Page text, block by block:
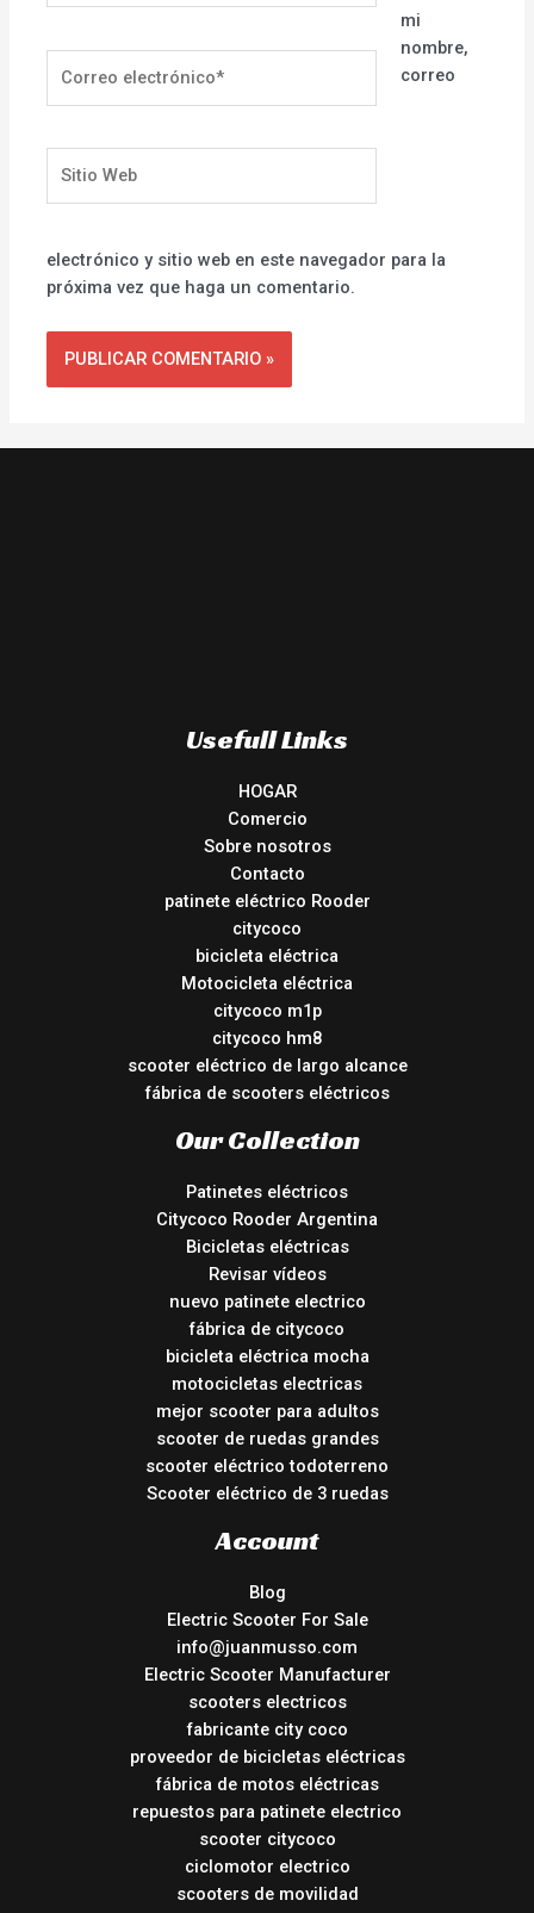
electrónico*
Web
mi
nombre,
correo
electrónico y sitio web en este navegador para la
próxima vez que haga un comentario.
Usefull Links
HOGAR
Comercio
Sobre nosotros
Contacto
patinete eléctrico Rooder
citycoco
bicicleta eléctrica
Motocicleta eléctrica
citycoco m1p
citycoco hm8
scooter eléctrico de largo alcance
fábrica de scooters eléctricos
Our Collection
Patinetes eléctricos
Citycoco Rooder Argentina
Bicicletas eléctricas
Revisar vídeos
nuevo patinete electrico
fábrica de citycoco
bicicleta eléctrica mocha
motocicletas electricas
mejor scooter para adultos
scooter de ruedas grandes
scooter eléctrico todoterreno
Scooter eléctrico de 3 ruedas
Account
Blog
Electric Scooter For Sale
info@juanmusso.com
Electric Scooter Manufacturer
scooters electricos
fabricante city coco
proveedor de bicicletas eléctricas
fábrica de motos eléctricas
repuestos para patinete electrico
scooter citycoco
ciclomotor electrico
scooters de movilidad